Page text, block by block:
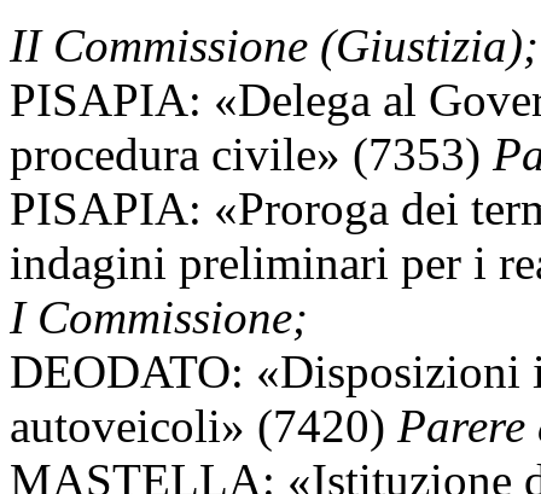
II Commissione (Giustizia);
PISAPIA: «Delega al
procedura civile» (7353)
PISAPIA: «Proroga dei
indagini preliminari per i
I Commissione;
DEODATO: «Disposizioni
autoveicoli» (7420) Parere
MASTELLA: «Istituzione